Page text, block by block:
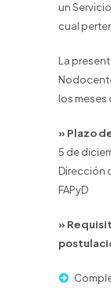
un
cual
La
los meses
» Plazo
5 de
Dirección
FAPyD
»